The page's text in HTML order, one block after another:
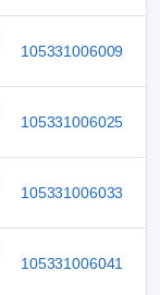
105331006009
105331006025
105331006033
105331006041